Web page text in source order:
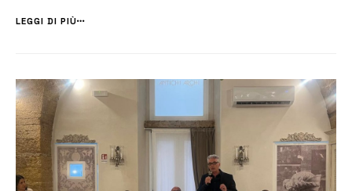
Niciforo. Dopo la rinuncia dell’architetto Alessandro Ambrosio di Forza
LEGGI DI PIÙ